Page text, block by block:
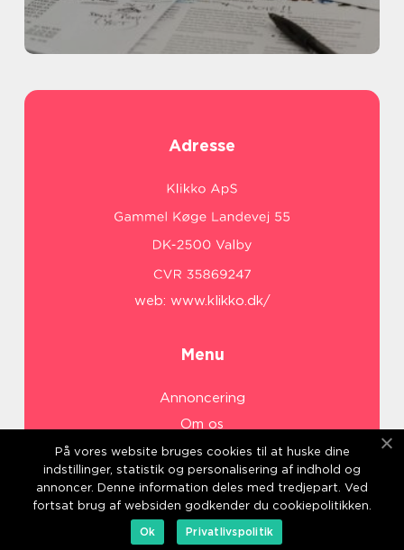
Adresse
web: www.klikko.dk/
Menu
Annoncering
Om os
Cookies
Kontakt os
Sitemap
På vores website bruges cookies til at huske dine
indstillinger, statistik og personalisering af indhold og
annoncer. Denne information deles med tredjepart. Ved
fortsat brug af websiden godkender du cookiepolitikken.
Ok
Privatlivspolitik